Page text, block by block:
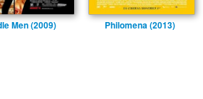
Men (2009) Philomena (2013)